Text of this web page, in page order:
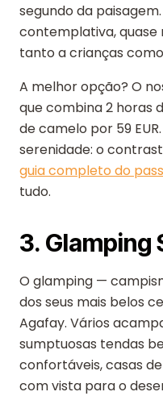
segundo da
contemplativa, quase
tanto a crianças
A melhor opção? O
que combina 2 horas
de camelo por 59
serenidade: o
guia completo do
tudo.
3. Glamping
O glamping —
dos seus mais belos
Agafay. Vários
sumptuosas tendas
confortáveis, casas
com vista para o